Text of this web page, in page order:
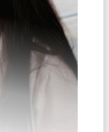
O
R